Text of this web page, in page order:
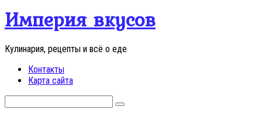
Перейти
контенту
Империя вкусов
Кулинария, рецепты и всё о еде
Контакты
Карта сайта